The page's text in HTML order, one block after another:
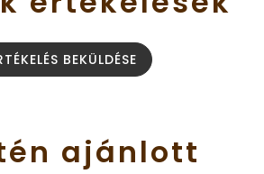
BEKÜLDÉSE
ajánlott